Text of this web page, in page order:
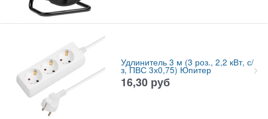
Удлинитель 3 м (3 роз., 2,2 кВт, с/
з, ПВС 3х0,75) Юпитер
16,30 руб